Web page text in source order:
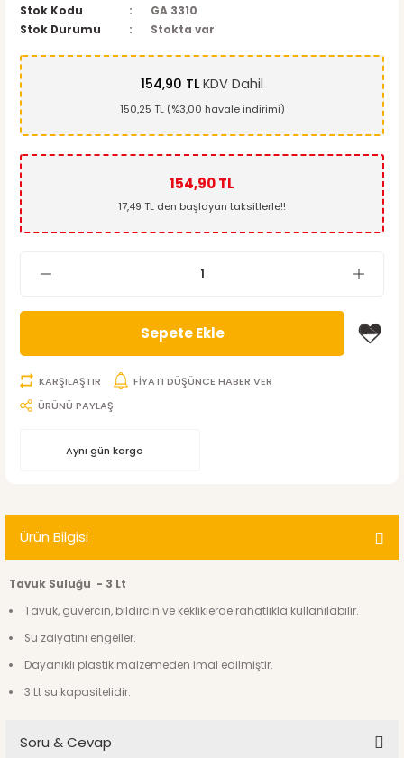
Stok Kodu
GA 3310
Stok Durumu
Stokta var
154,90 TL KDV Dahil
150,25 TL (%3,00 havale indirimi)
154,90 TL
17,49 TL den başlayan taksitlerle!!
Sepete Ekle
KARŞILAŞTIR
FİYATI DÜŞÜNCE HABER VER
ÜRÜNÜ PAYLAŞ
Aynı gün kargo
Ürün Bilgisi
Tavuk Suluğu - 3 Lt
Tavuk, güvercin, bıldırcın ve kekliklerde rahatlıkla kullanılabilir.
Su zaiyatını engeller.
Dayanıklı plastik malzemeden imal edilmiştir.
3 Lt su kapasitelidir.
Soru & Cevap